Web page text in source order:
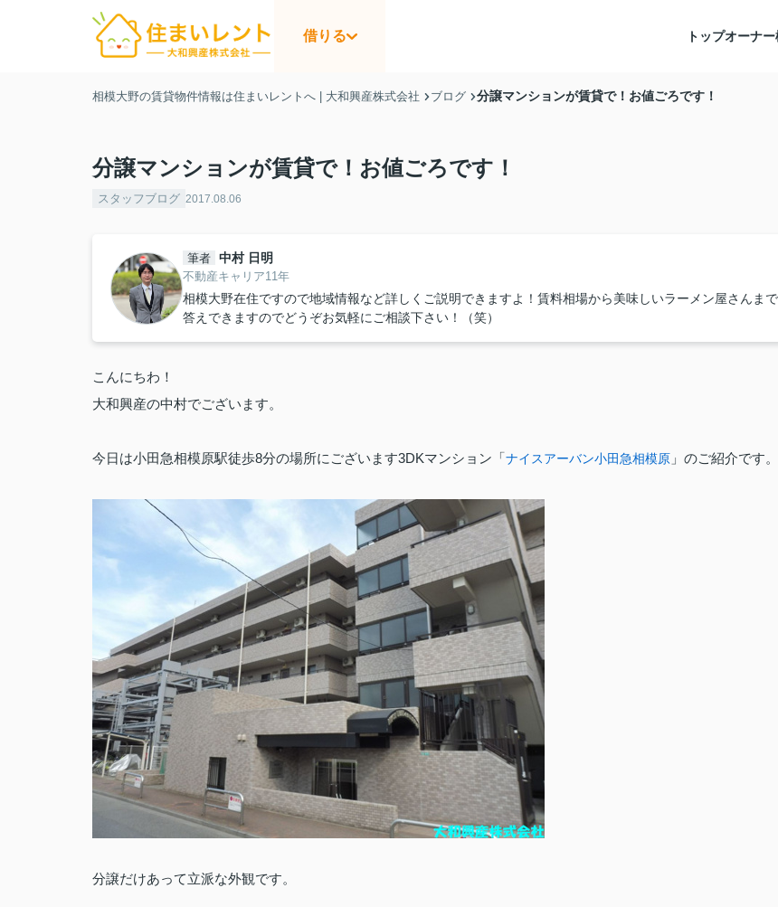
借りる トップオーナー
相模大野の賃貸物件情報は住まいレントへ | 大和興産株式会社 ブログ 分譲マンションが賃貸で！お値ごろです！
分譲マンションが賃貸で！お値ごろです！
スタッフブログ 2017.08.06
筆者 中村 日明
不動産キャリア11年
相模大野在住ですので地域情報など詳しくご説明できますよ！賃料相場から美味しいラーメン屋さんま
答えできますのでどうぞお気軽にご相談下さい！（笑）
こんにちわ！
大和興産の中村でございます。
今日は小田急相模原駅徒歩8分の場所にございます3DKマンション「ナイスアーバン小田急相模原 」のご紹介です。
分譲だけあって立派な外観です。